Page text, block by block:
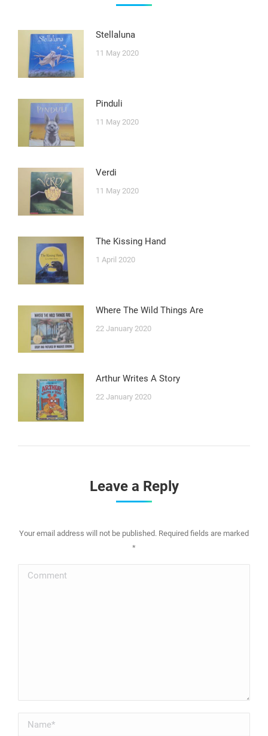
Stellaluna
11 May 2020
Pinduli
11 May 2020
Verdi
11 May 2020
The Kissing Hand
1 April 2020
Where The Wild Things Are
22 January 2020
Arthur Writes A Story
22 January 2020
Leave a Reply
Your email address will not be published. Required fields are marked
*
Comment
Name *